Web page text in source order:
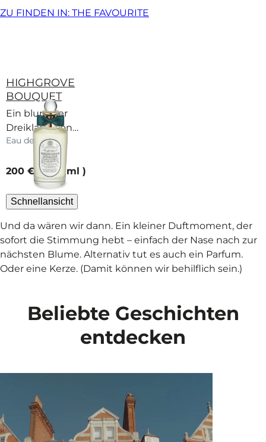
ZU FINDEN IN: THE FAVOURITE
HIGHGROVE
BOUQUET
Ein blumiger
Dreiklang von
Silberlimette,
Mimose und
Zeder. So
strahlend wie der
Duft der irdischen
Sonne.
Eau de Parfum
current price
200 € 100 ml
Schnellansicht
Und da wären wir dann. Ein kleiner Duftmoment, der
sofort die Stimmung hebt – einfach der Nase nach zur
nächsten Blume. Alternativ tut es auch ein Parfum.
Oder eine Kerze. (Damit können wir behilflich sein.)
Beliebte Geschichten
entdecken